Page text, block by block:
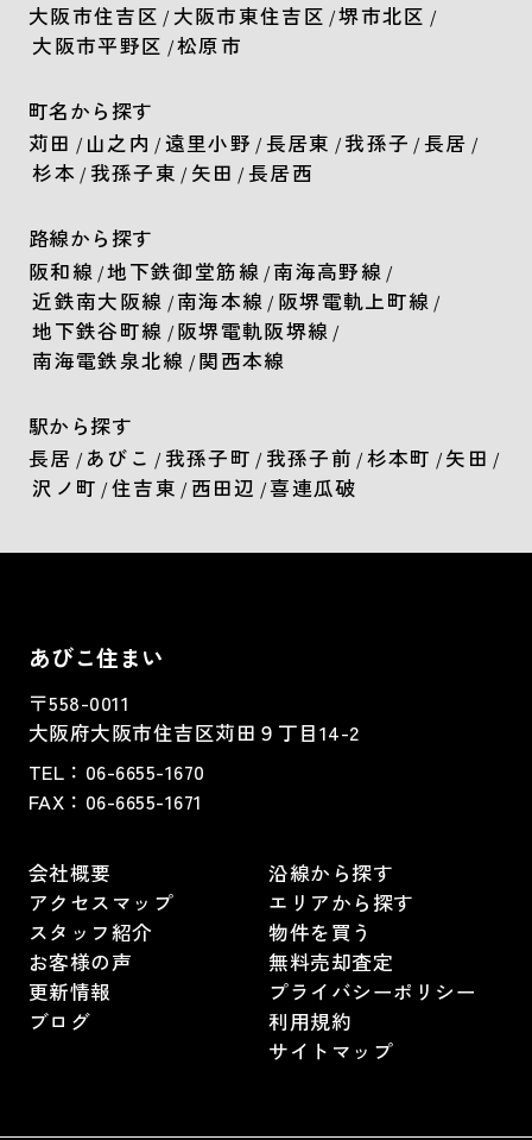
大阪市住吉区 / 大阪市東住吉区 /堺市北区 /
大阪市平野区 /松原市
町名から探す
苅田 / 山之内 / 遠里小野 / 長居東 / 我孫子 / 長居 /
杉本 / 我孫子東 / 矢田 / 長居西
路線から探す
阪和線 /地下鉄御堂筋線 /南海高野線 /
近鉄南大阪線 /南海本線 / 阪堺電軌上町線 /
地下鉄谷町線 / 阪堺電軌阪堺線 /
南海電鉄泉北線 / 関西本線
駅から探す
長居 / あびこ / 我孫子町 / 我孫子前 / 杉本町 / 矢田 /
沢ノ町 / 住吉東 / 西田辺 /喜連瓜破
あびこ住まい
〒558-0011
大阪府大阪市住吉区苅田９丁目14-2
TEL： 06-6655-1670
FAX： 06-6655-1671
会社概要
アクセスマップ
スタッフ紹介
お客様の声
更新情報
ブログ
沿線から探す
エリアから探す
物件を買う
無料売却査定
プライバシーポリシー
利用規約
サイトマップ